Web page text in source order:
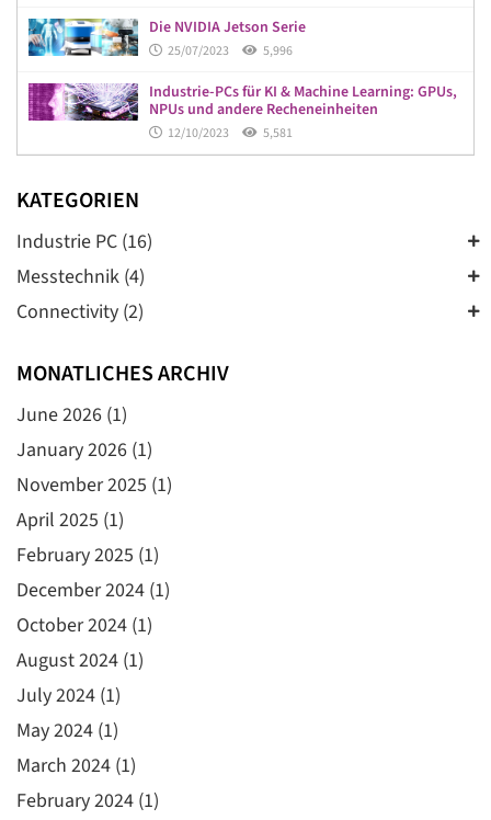
Die NVIDIA Jetson Serie
25/07/2023 5,996
Industrie-PCs für KI & Machine Learning: GPUs,
NPUs und andere Recheneinheiten
12/10/2023 5,581
KATEGORIEN
Industrie PC (16)
Messtechnik (4)
Connectivity (2)
MONATLICHES ARCHIV
June 2026 (1)
January 2026 (1)
November 2025 (1)
April 2025 (1)
February 2025 (1)
December 2024 (1)
October 2024 (1)
August 2024 (1)
July 2024 (1)
May 2024 (1)
March 2024 (1)
February 2024 (1)